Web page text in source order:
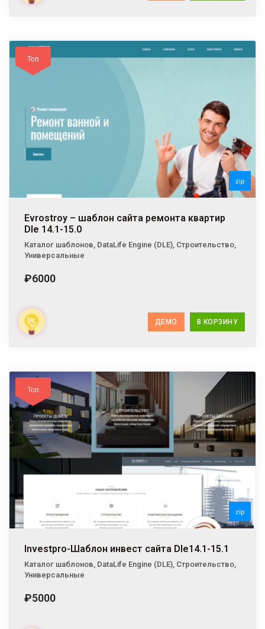
Топ
zip
Топ
zip
Evrostroy – шаблон сайта ремонта квартир
Dle 14.1-15.0
Каталог шаблонов, DataLife Engine (DLE), Строительство,
Универсальные
₽6000
ДЕМО В КОРЗИНУ
Топ
zip
Investpro-Шаблон инвест сайта Dle14.1-15.1
Каталог шаблонов DataLife Engine (DLE) Строительство
Универсальные
₽5000